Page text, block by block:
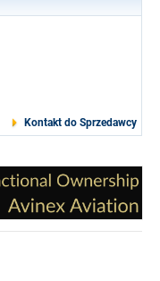
Kontakt do Sprzedawcy